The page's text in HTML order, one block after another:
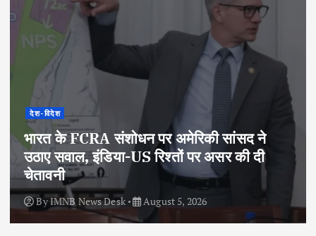
देश-विदेश
भारत के FCRA संशोधन पर अमेरिकी सांसद ने
उठाए सवाल, इंडिया-US रिश्तों पर असर की दी
चेतावनी
ByIMNB News Desk August 5, 2026